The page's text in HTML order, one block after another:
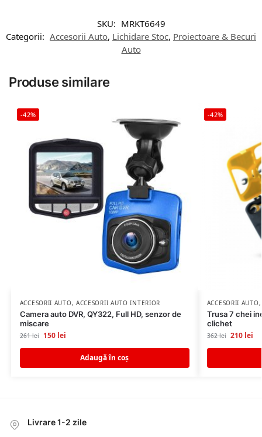
SKU: MRKT6649
Categorii: Accesorii Auto, Lichidare Stoc, Proiectoare & Becuri
Auto
Produse similare
-42%
ACCESORII AUTO, ACCESORII AUTO INTERIOR
Camera auto DVR, QY322, Full HD, senzor de
miscare
261lei 150 lei
Adaugă în coș
-42%
ACCESORII AUTO
Trusa 7 chei
clichet
362lei 210 lei
Livrare 1-2 zile